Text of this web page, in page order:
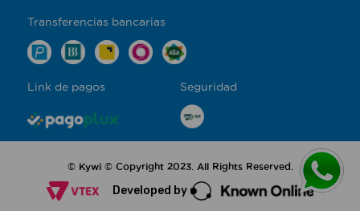
Transferencias bancarias
Link de pagos Seguridad
© Kywi © Copyright 2023. All Rights Reserved.